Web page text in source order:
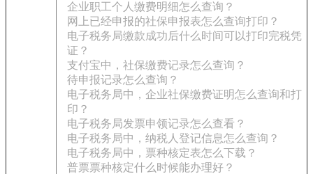
企业职工个人缴费明细怎么查询？
网上已经申报的社保申报表怎么查询打印？
电子税务局缴款成功后什么时间可以打印完税凭
证？
支付宝中，社保缴费记录怎么查询？
待申报记录怎么查询？
电子税务局中，企业社保缴费证明怎么查询和打
印？
电子税务局发票申领记录怎么查看？
电子税务局中，纳税人登记信息怎么查询？
电子税务局中，票种核定表怎么下载？
普票票种核定什么时候能办理好？